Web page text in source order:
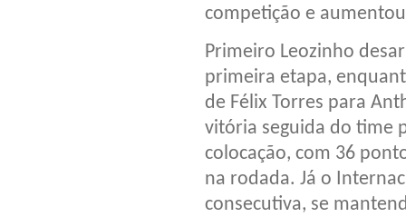
competição e
Primeiro Leozinho
primeira etapa,
de Félix Torres para
vitória seguida do time
colocação, com 36
na rodada. Já o
consecutiva, se